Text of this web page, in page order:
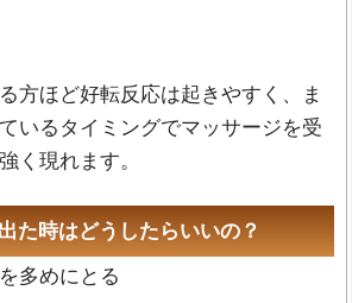
方ほど好転反応は起きやすく、ま
いるタイミングでマッサージを受
く現れます。
た時はどうしたらいいの？
多めにとる